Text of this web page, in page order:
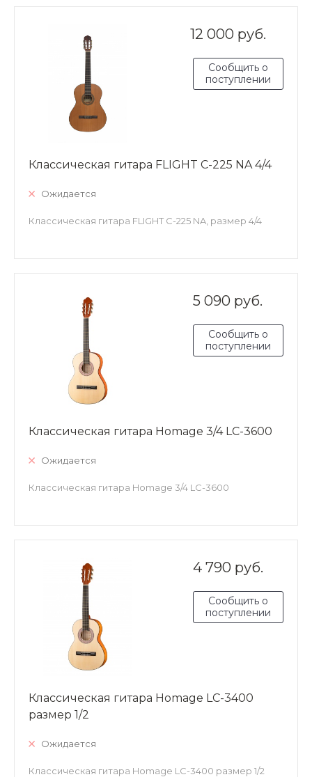
12 000 руб.
Сообщить о
поступлении
Классическая гитара FLIGHT C-225 NA 4/4
Ожидается
Классическая гитара FLIGHT C-225 NA, размер 4/4
5 090 руб.
Сообщить о
поступлении
Классическая гитара Homage 3/4 LC-3600
Ожидается
Классическая гитара Homage 3/4 LC-3600
4 790 руб.
Сообщить о
поступлении
Классическая гитара Homage LC-3400
размер 1/2
Ожидается
Классическая гитара Homage LC-3400 размер 1/2